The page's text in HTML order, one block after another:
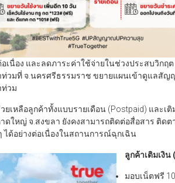
เนื่อง และลดภาระค่าใช้จ่ายในช่วงประสบวิกฤ
วมที่ จ.นครศรีธรรมราช ขยายแผนเข้าดูแลสั
วม
เหลือลูกค้าทั้งแบบรายเดือน (Postpaid) และเติ
ดใหญ่ จ.สงขลา ยังคงสามารถติดต่อสื่อสาร ติด
ด้อย่างต่อเนื่องในสถานการณ์ฉุกเฉิน
ลูกค้าเติมเงิน (
มอบเน็ตฟรี